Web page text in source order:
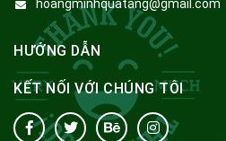
hoangminhquatang@gmail.com
HƯỚNG DẪN
KẾT NỐI VỚI CHÚNG TÔI